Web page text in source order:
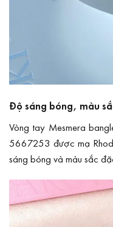
Độ sáng bóng, màu
Vòng tay Mesmera
5667253 được mạ
sáng bóng và màu sắc